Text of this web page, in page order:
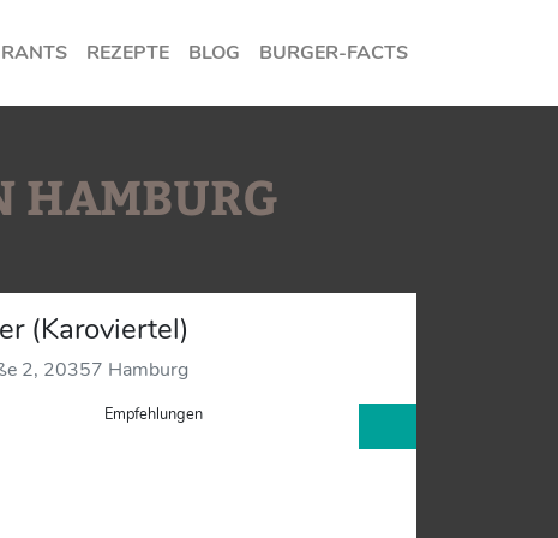
REZEPTE BLOG BURGER-FACTS
HAMBURG
(Karoviertel)
2, 20357 Hamburg
Empfehlungen